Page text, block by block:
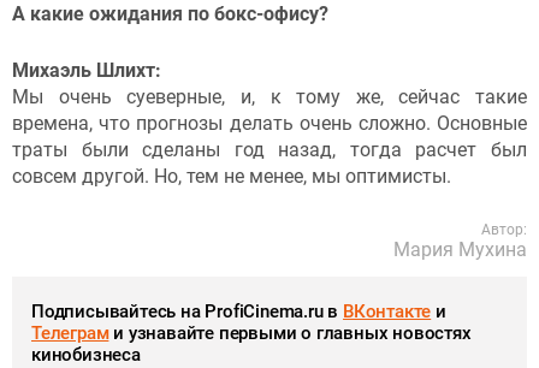
А какие ожидания по бокс-офису?
Михаэль Шлихт:
Мы очень суеверные, и, к тому же, сейчас такие
времена, что прогнозы делать очень сложно. Основные
траты были сделаны год назад, тогда расчет был
совсем другой. Но, тем не менее, мы оптимисты.
Автор:
Мария Мухина
Подписывайтесь на ProfiCinema.ru в ВКонтакте и
Телеграми узнавайте первыми о главных новостях
кинобизнеса